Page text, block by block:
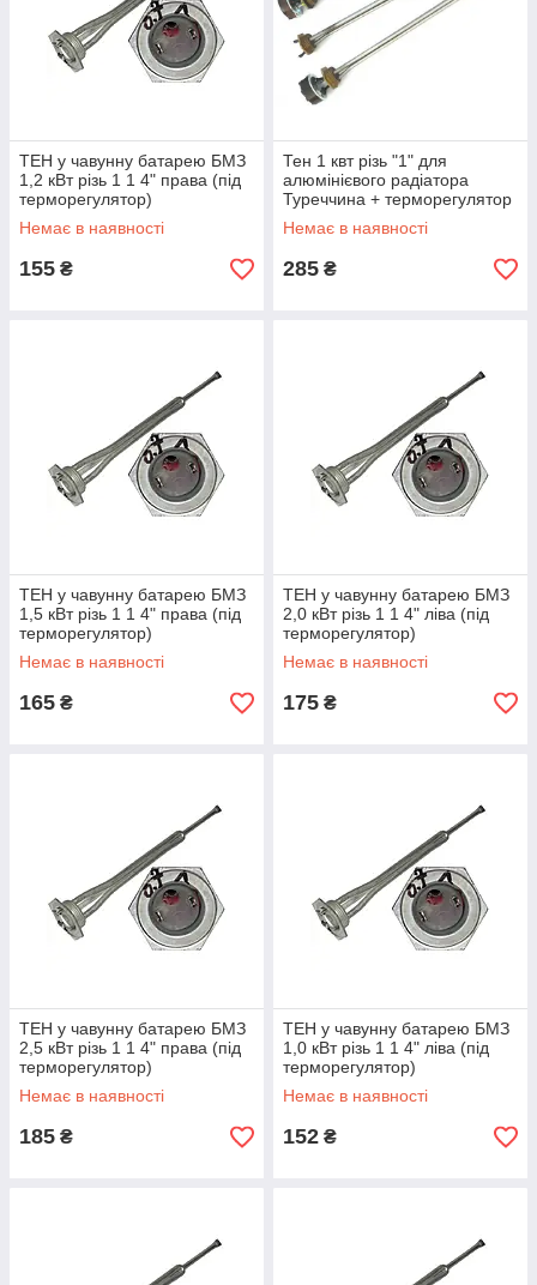
ТЕН у чавунну батарею БМЗ
1,2 кВт різь 1 1 4" права (під
терморегулятор)
Немає в наявності
155 ₴
Тен 1 квт різь "1" для
алюмінієвого радіатора
Туреччина + терморегулятор
Isitan
Немає в наявності
285 ₴
ТЕН у чавунну батарею БМЗ
1,5 кВт різь 1 1 4" права (під
терморегулятор)
Немає в наявності
165 ₴
ТЕН у чавунну батарею БМЗ
2,0 кВт різь 1 1 4" ліва (під
терморегулятор)
Немає в наявності
175 ₴
ТЕН у чавунну батарею БМЗ
2,5 кВт різь 1 1 4" права (під
терморегулятор)
Немає в наявності
185 ₴
ТЕН у чавунну батарею БМЗ
1,0 кВт різь 1 1 4" ліва (під
терморегулятор)
Немає в наявності
152 ₴